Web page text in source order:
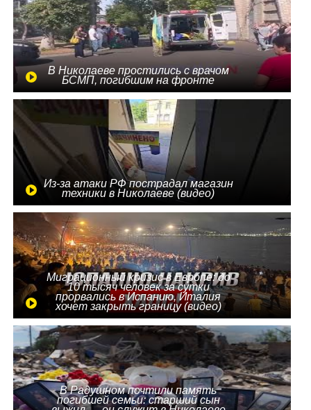
В Николаеве простились с врачом
БСМП, погибшим на фронте
Из-за атаки РФ пострадал магазин
техники в Николаеве (видео)
Миграционный кризис в Европе: до
10 тысяч человек за сутки
прорвались в Испанию, Италия
хочет закрыть границу (видео)
В Радушном почтили память
погибшей семьи: старший сын